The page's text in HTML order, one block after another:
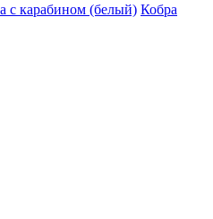
с карабином (белый) Кобра